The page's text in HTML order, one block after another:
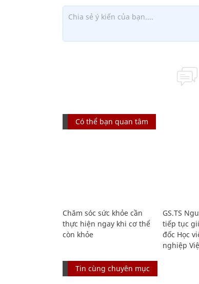
Có thể bạn quan tâm
Chăm sóc sức khỏe cần
thực hiện ngay khi cơ thể
còn khỏe
GS.TS
tiếp tục
đốc Học
nghiệp
Tin cùng chuyên mục